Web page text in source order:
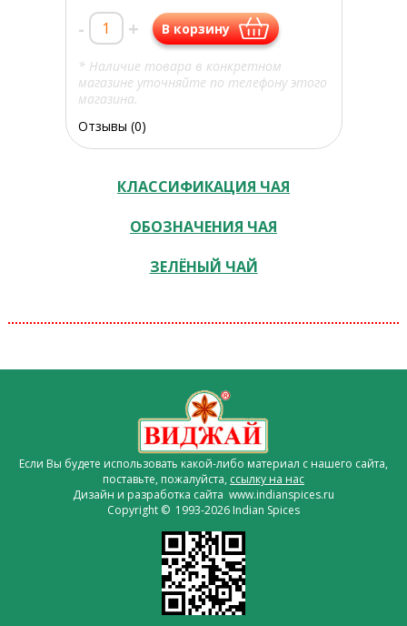
- + В корзину
* Наличие товара в конкретном
магазине уточняйте по телефону этого
магазина.
Отзывы (0)
КЛАССИФИКАЦИЯ ЧАЯ
ОБОЗНАЧЕНИЯ ЧАЯ
ЗЕЛЁНЫЙ ЧАЙ
Если Вы будете использовать какой-либо материал с нашего сайта,
поставьте, пожалуйста, ссылку на нас
Дизайн и разработка сайта www.indianspices.ru
Copyright © 1993-2026 Indian Spices